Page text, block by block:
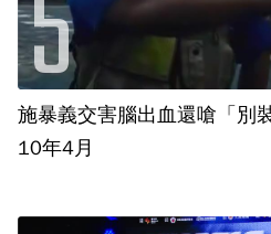
施暴義交害腦出血還嗆「別
10年4月